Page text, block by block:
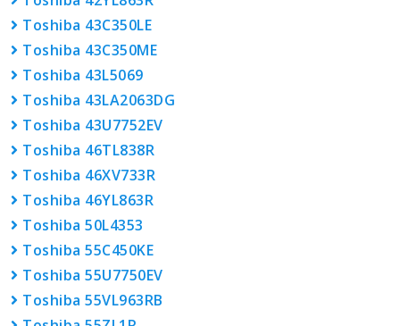
Toshiba 43C350LE
Toshiba 43C350ME
Toshiba 43L5069
Toshiba 43LA2063DG
Toshiba 43U7752EV
Toshiba 46TL838R
Toshiba 46XV733R
Toshiba 46YL863R
Toshiba 50L4353
Toshiba 55C450KE
Toshiba 55U7750EV
Toshiba 55VL963RB